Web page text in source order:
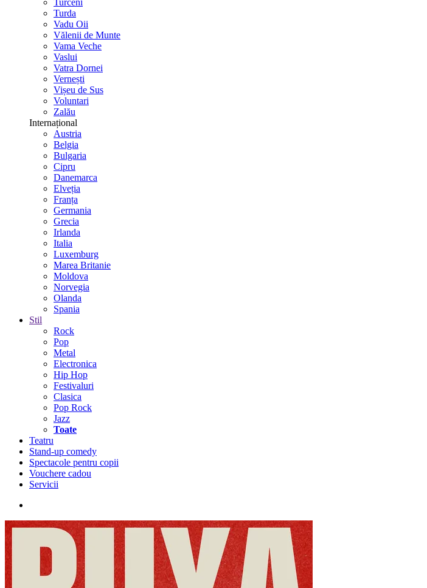
Turceni
Turda
Vadu Oii
Vălenii de Munte
Vama Veche
Vaslui
Vatra Dornei
Vernești
Vișeu de Sus
Voluntari
Zalău
Internațional
Austria
Belgia
Bulgaria
Cipru
Danemarca
Elveția
Franța
Germania
Grecia
Irlanda
Italia
Luxemburg
Marea Britanie
Moldova
Norvegia
Olanda
Spania
Stil
Rock
Pop
Metal
Electronica
Hip Hop
Festivaluri
Clasica
Pop Rock
Jazz
Toate
Teatru
Stand-up comedy
Spectacole pentru copii
Vouchere cadou
Servicii